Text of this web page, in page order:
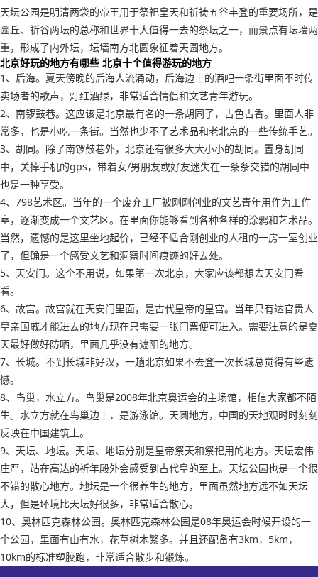
天坛公园是明清两袋的帝王用于祭祀皇天和祈祷五谷丰登的重要场所，是
圜丘、祈谷两坛的总称和世界十大值得一去的祭坛之一，而景点有坛墙两
重，形成了内外坛，坛墙南方北圆象征着天圆地方。
北京好玩的地方有哪些 北京十个值得游玩的地方
1、后海。夏天傍晚的后海人流涌动，后海边上的酒吧一条街里面不时传
卖场者的歌声，灯红酒绿，非常适合情侣和文艺青年游玩。
2、南锣鼓巷。这应该是北京最有名的一条胡同了，古色古香。里面人非
常多，也是小吃一条街。当然也少不了艺术品和老北京的一些传统手艺。
3、胡同。除了南锣鼓巷外，北京还有很多大大小小的胡同。置身胡同
中，关掉手机的gps，带着女/男朋友或好友迷失在一条条交错的胡同中
也是一种享受。
4、798艺术区。当年的一个废弃工厂被刚刚创业的文艺青年用作为工作
室，逐渐变成一个文艺区。在里面你能够看到各种各样的涂鸦和艺术品。
当然，遗憾的是这里坐地起价，已经不适合刚创业的人租的一房一室创业
了，但确是一个感受文艺和洞察时间痕迹的好去处。
5、天安门。这个不用说，如果第一次北京，大家应该都想去天安门看
看。
6、故宫。故宫就在天安门里面，是古代皇帝的皇宫。当年只有达官贵人
皇亲国戚才能进去的地方现在只需要一张门票便可进入。需要注意的是夏
天最好做好防晒，里面几乎没有遮阳的地方。
7、长城。不到长城非好汉，一趟北京如果不去登一次长城总觉得有些遗
憾。
8、鸟巢，水立方。鸟巢是2008年北京奥运会的主场馆，相信大家都不陌
生。水立方就在鸟巢边上，是游泳馆。天圆地方，中国的天地观时时刻刻
反映在中国建筑上。
9、天坛、地坛。天坛、地坛分别是皇帝祭天和祭祀用的地方。天坛宏伟
庄严，站在高达的祈年殿外会感受到古代皇的至上。天坛公园也是一个很
不错的散心地方。地坛是一个很养生的地方，里面虽然地方远不如天坛
大，但是环境比天坛好很多，非常适合散心。
10、奥林匹克森林公园。奥林匹克森林公园是08年奥运会时候开设的一
个公园，里面有山有水，花草树木繁多。并且还配备有3km，5km，
10km的标准塑胶跑，非常适合散步和锻炼。